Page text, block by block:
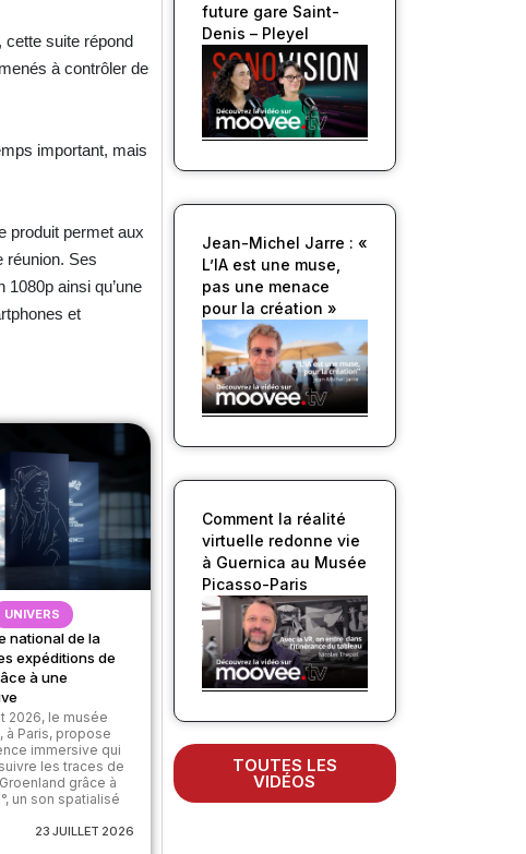
cette suite répond
à contrôler de
important, mais
produit permet aux
réunion. Ses
ainsi qu’une
et
UNIVERS
national de la
expéditions de
à une
2026, le musée
à Paris, propose
immersive qui
les traces de
grâce à
un son spatialisé
23 JUILLET 2026
future gare Saint-
Denis – Pleyel
Jean-Michel Jarre : «
L’IA est une muse,
pas une menace
pour la création »
Comment la réalité
virtuelle redonne vie
à Guernica au Musée
Picasso-Paris
TOUTES LES
VIDÉOS